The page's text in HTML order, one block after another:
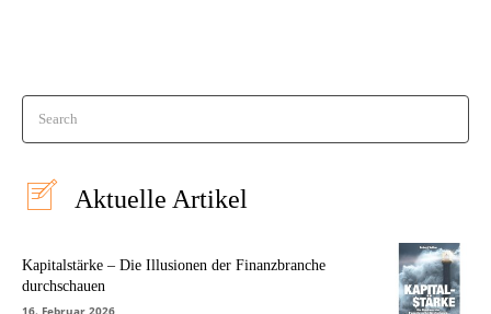
Search
Aktuelle Artikel
Kapitalstärke – Die Illusionen der Finanzbranche
durchschauen